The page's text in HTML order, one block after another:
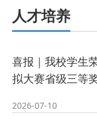
院党委
· 黑龙江
师教学创
· 教育部
人才培养
喜报｜我校学生
拟大赛省级三等
2026-07-10